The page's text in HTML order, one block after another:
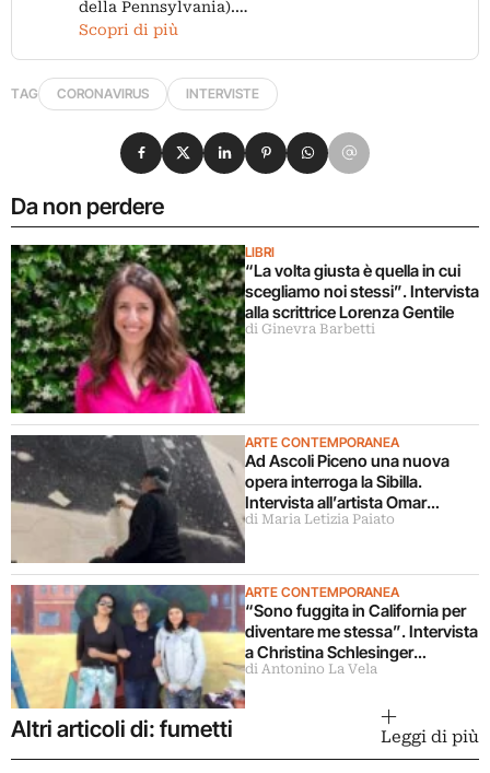
della Pennsylvania).…
Scopri di più
TAG CORONAVIRUS INTERVISTE
Da non perdere
LIBRI
“La volta giusta è quella in cui
scegliamo noi stessi”. Intervista
alla scrittrice Lorenza Gentile
di Ginevra Barbetti
ARTE CONTEMPORANEA
Ad Ascoli Piceno una nuova
opera interroga la Sibilla.
Intervista all’artista Omar
Galliani
di Maria Letizia Paiato
ARTE CONTEMPORANEA
“Sono fuggita in California per
diventare me stessa”. Intervista
a Christina Schlesinger
delle Guerrilla Girls
di Antonino La Vela
Condividi su Facebook
Condividi su X
Condividi su LinkedIn
Condividi su Pinterest
Condividi su WhatsApp
Condividi su Email
Altri articoli di: fumetti Leggi di più